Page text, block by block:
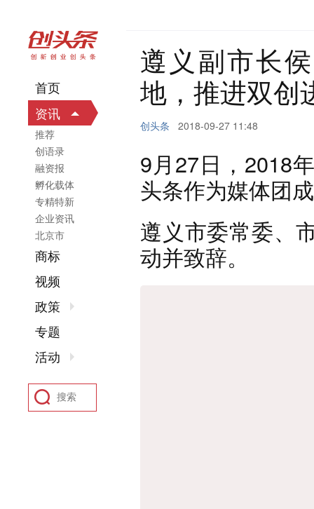
遵义副市长
地，推进双创
创头条 2018-09-27 11:48
9月27日，2018
头条作为媒体团
遵义市委常委、
动并致辞。
首页
资讯
推荐
创语录
融资报
孵化载体
专精特新
企业资讯
北京市
商标
视频
政策
专题
活动